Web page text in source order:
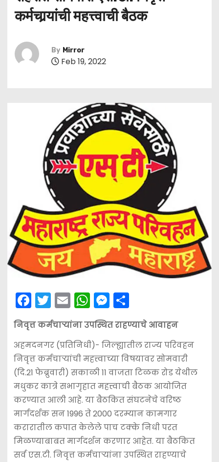
कर्मचार्‍यांची महत्त्वाची बैठक
By Mirror
Feb 19, 2022
F
a
c
e
b
o
o
k
T
w
itt
er
E
m
ai
l
W
h
a
ts
A
p
p
M
e
s
s
e
n
g
er
S
h
ar
e
निवृत्त कर्मचार्‍यांना उपस्थित राहण्याचे आवाहन
अहमदनगर (प्रतिनिधी)- जिल्ह्यातील राज्य परिवहन
निवृत्त कर्मचार्‍यांची महत्त्वाच्या विषयावर सोमवारी
(दि.21 फेब्रुवारी) सकाळी 11 वाजता टिळक रोड येथील
मधुकर कात्रे सभागृहात महत्त्वाची बैठक आयोजित
करण्यात आली आहे. या बैठकित संघटनेचे वरिष्ठ
मार्गदर्शक सन 1996 ते 2000 दरम्यान कामगार
करारातील कपात केलेले पाच टक्के निधी परत
मिळण्याबाबत मार्गदर्शन करणार आहेत. या बैठकित
सर्व एस.टी. निवृत्त कर्मचार्‍यांना उपस्थित राहण्याचे